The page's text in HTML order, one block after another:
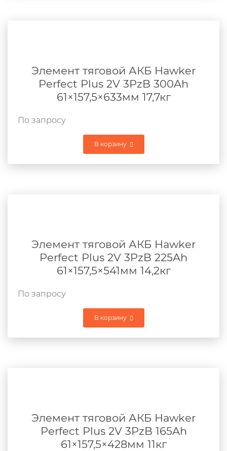
Элемент тяговой АКБ Hawker
Perfect Plus 2V 3PzB 300Ah
61×157,5×633мм 17,7кг
По запросу
В корзину
Элемент тяговой АКБ Hawker
Perfect Plus 2V 3PzB 225Ah
61×157,5×541мм 14,2кг
По запросу
В корзину
Элемент тяговой АКБ Hawker
Perfect Plus 2V 3PzB 165Ah
61×157,5×428мм 11кг